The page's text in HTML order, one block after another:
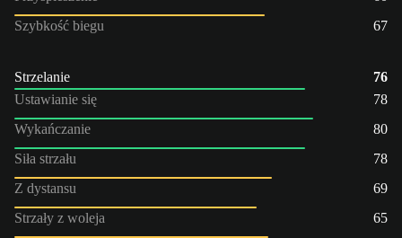
Szybkość biegu
67
Strzelanie
76
Ustawianie się
78
Wykańczanie
80
Siła strzału
78
Z dystansu
69
Strzały z woleja
65